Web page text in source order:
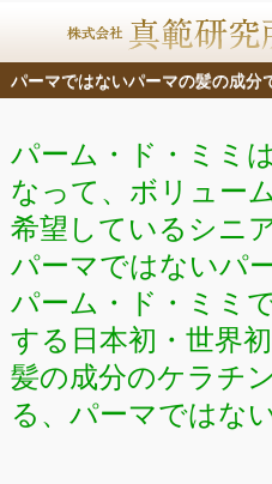
パーマではないパーマの髪の成分
パーム・ド・ミミ
なって、ボリュー
希望しているシニ
パーマではないパ
パーム・ド・ミミ
する日本初・世界
髪の成分のケラチ
る、パーマではな